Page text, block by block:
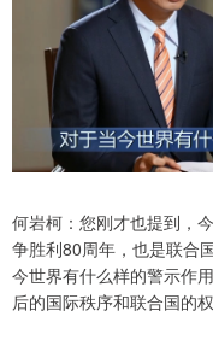
何岩柯：您刚才也提到，
争胜利80周年，也是联合
今世界有什么样的警示作
后的国际秩序和联合国的